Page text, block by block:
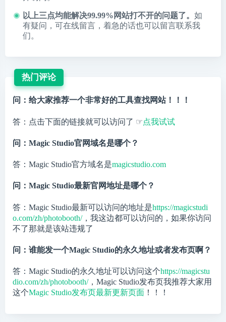
以上三点均能解决99.99%网站打不开的问题了。 如
有疑问，可在线留言，着急的话也可以留言联系我
们。
热门评论
问：给大家推荐一个非常好的工具查找网站！！！
答：点击下面的链接就可以访问了 ☞点我试试
问：Magic Studio官网域名是哪个？
答：Magic Studio官方域名是magicstudio.com
问：Magic Studio最新官网地址是哪个？
答：Magic Studio最新可以访问的地址是https://magicstudi
o.com/zh/photobooth/，我这边都可以访问的，如果你访问
不了那就是该站违规了
问：谁能发一个Magic Studio的永久地址或者发布页啊？
答：Magic Studio的永久地址可以访问这个https://magicstu
dio.com/zh/photobooth/，Magic Studio发布页我推荐大家用
这个Magic Studio发布页最新更新页面 ！！！